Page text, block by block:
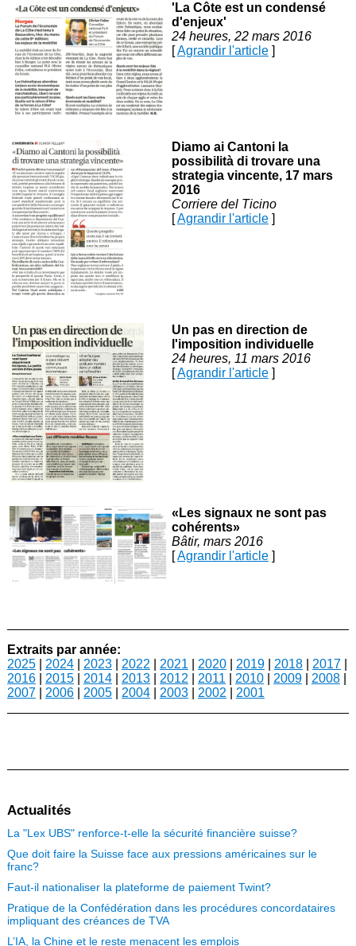
'La Côte est un condensé
d'enjeux'
24 heures, 22 mars 2016
[Agrandir l'article]
Diamo ai Cantoni la
possibilità di trovare una
strategia vincente, 17 mars
2016
Corriere del Ticino
[Agrandir l'article]
Un pas en direction de
l'imposition individuelle
24 heures, 11 mars 2016
[Agrandir l'article]
«Les signaux ne sont pas
cohérents»
Bâtir, mars 2016
[Agrandir l'article]
Extraits par année:
2025| 2024| 2023| 2022 2021 2020| 2019| 2018| 2017|
2016| 2015| 2014| 2013| 2012 2011 2010| 2009| 2008|
2007| 2006| 2005| 2004| 2003| 2002 2001
Actualités
La "Lex UBS" renforce-t-elle la sécurité financière suisse?
Que doit faire la Suisse face aux pressions américaines sur le
franc?
Faut-il nationaliser la plateforme de paiement Twint?
Pratique de la Confédération dans les procédures concordataires
impliquant des créances de TVA
L’IA, la Chine et le reste menacent les emplois